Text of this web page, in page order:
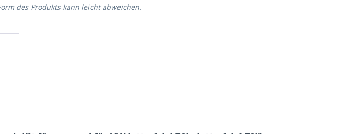
des Produkts kann leicht abweichen.